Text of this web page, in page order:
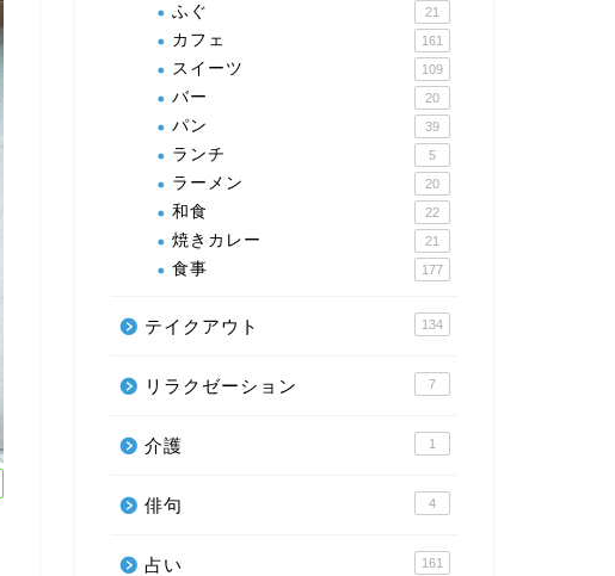
ふぐ 21
カフェ 161
スイーツ 109
バー 20
パン 39
ランチ 5
ラーメン 20
和食 22
焼きカレー 21
食事 177
テイクアウト 134
リラクゼーション 7
介護 1
俳句 4
占い 161